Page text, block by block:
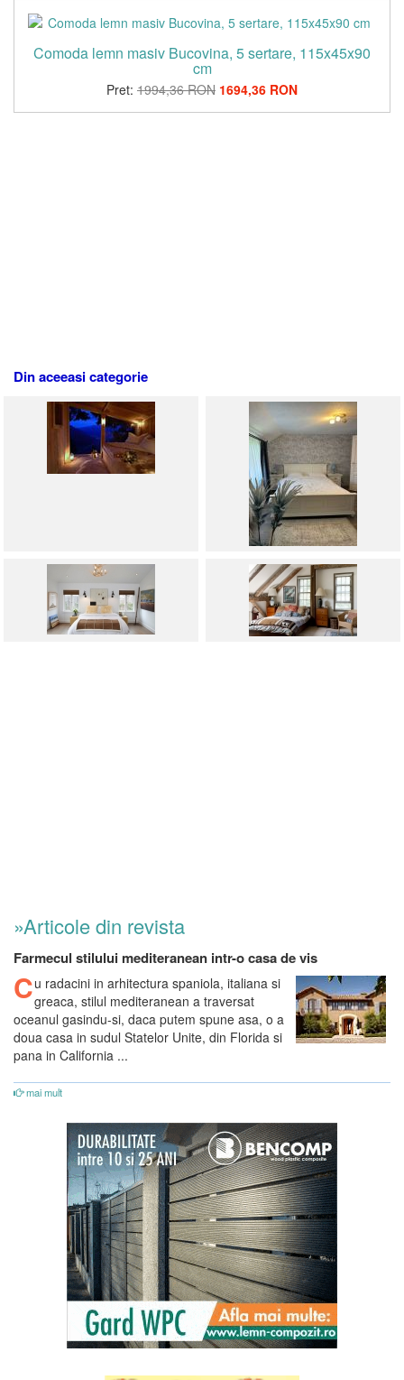
Comoda lemn masiv Bucovina, 5 sertare, 115x45x90
cm
Pret: 1994,36 RON 1694,36 RON
Din aceeasi categorie
»Articole din revista
Farmecul stilului mediteranean intr-o casa de vis
Cu radacini in arhitectura spaniola, italiana si
greaca, stilul mediteranean a traversat
oceanul gasindu-si, daca putem spune asa, o a
doua casa in sudul Statelor Unite, din Florida si
pana in California ...
mai mult